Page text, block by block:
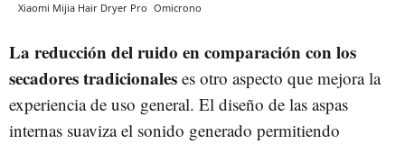
Xiaomi Mijia Hair Dryer Pro Omicrono
La reducción del ruido en comparación con los
secadores tradicionales es otro aspecto que mejora la
experiencia de uso general. El diseño de las aspas
internas suaviza el sonido generado permitiendo